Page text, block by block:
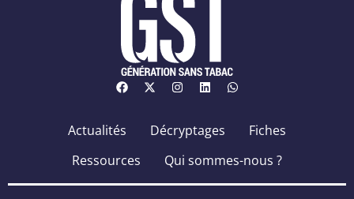
Actualités Décryptages
Fiches
Ressources
Qui sommes-nous ?